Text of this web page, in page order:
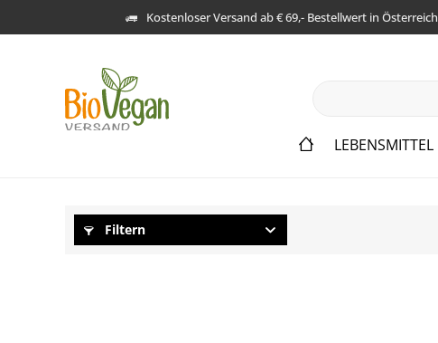
Kostenloser Versand ab € 69,- Bestellwert in Österreich
LEBENSMITTEL
Filtern